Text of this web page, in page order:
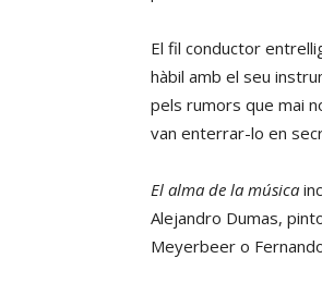
El fil conductor
hàbil amb el seu
pels rumors que mai
van enterrar-lo en
El alma de la música
Alejandro Dumas,
Meyerbeer o